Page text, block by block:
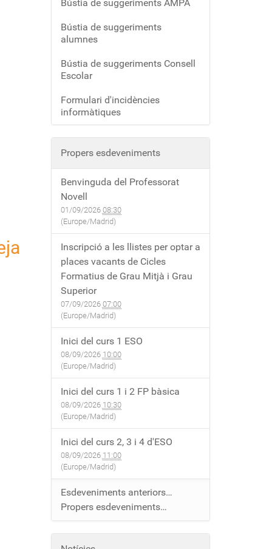
Bústia de suggeriments AMPA
Bústia de suggeriments
alumnes
Bústia de suggeriments Consell
Escolar
Formulari d'incidències
informàtiques
Propers esdeveniments
Benvinguda del Professorat
Novell
01/09/2026 08:30
(Europe/Madrid)
Inscripció a les llistes per optar a
places vacants de Cicles
Formatius de Grau Mitjà i Grau
Superior
07/09/2026 07:00
(Europe/Madrid)
Inici del curs 1 ESO
08/09/2026 10:00
(Europe/Madrid)
Inici del curs 1 i 2 FP bàsica
08/09/2026 10:30
(Europe/Madrid)
Inici del curs 2, 3 i 4 d'ESO
08/09/2026 11:00
(Europe/Madrid)
Esdeveniments anteriors…
Propers esdeveniments…